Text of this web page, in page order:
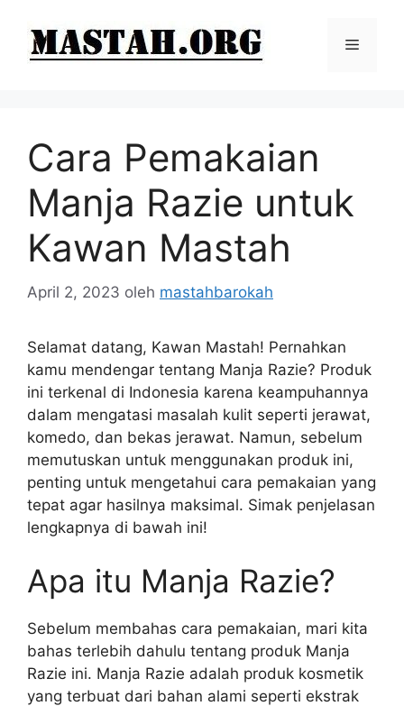
Menu
Cara Pemakaian
Manja Razie untuk
Kawan Mastah
April 2, 2023 oleh mastahbarokah
Selamat datang, Kawan Mastah! Pernahkan
kamu mendengar tentang Manja Razie? Produk
ini terkenal di Indonesia karena keampuhannya
dalam mengatasi masalah kulit seperti jerawat,
komedo, dan bekas jerawat. Namun, sebelum
memutuskan untuk menggunakan produk ini,
penting untuk mengetahui cara pemakaian yang
tepat agar hasilnya maksimal. Simak penjelasan
lengkapnya di bawah ini!
Apa itu Manja Razie?
Sebelum membahas cara pemakaian, mari kita
bahas terlebih dahulu tentang produk Manja
Razie ini. Manja Razie adalah produk kosmetik
yang terbuat dari bahan alami seperti ekstrak